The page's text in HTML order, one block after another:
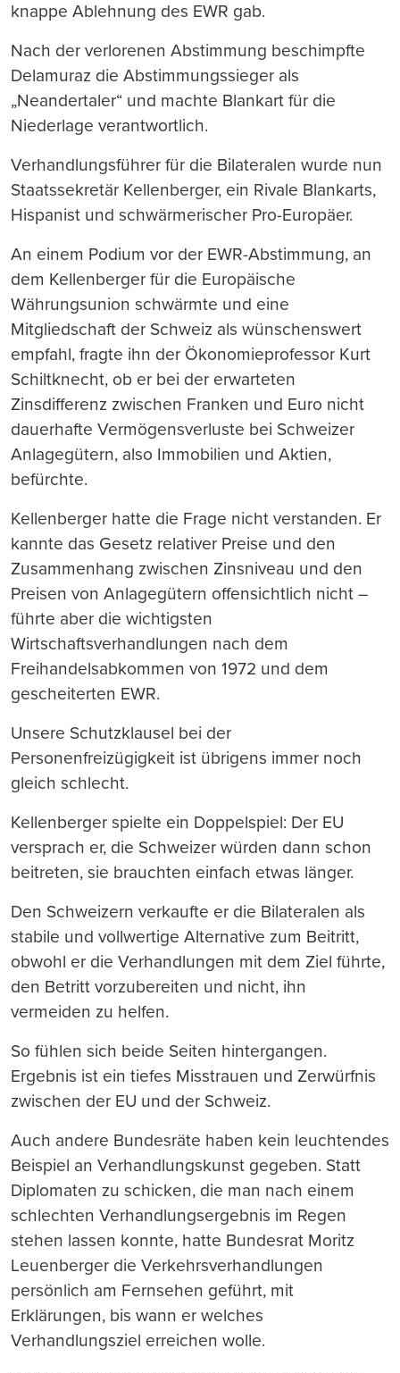
knappe Ablehnung des EWR gab.
Nach der verlorenen Abstimmung beschimpfte
Delamuraz die Abstimmungssieger als
„Neandertaler“ und machte Blankart für die
Niederlage verantwortlich.
Verhandlungsführer für die Bilateralen wurde nun
Staatssekretär Kellenberger, ein Rivale Blankarts,
Hispanist und schwärmerischer Pro-Europäer.
An einem Podium vor der EWR-Abstimmung, an
dem Kellenberger für die Europäische
Währungsunion schwärmte und eine
Mitgliedschaft der Schweiz als wünschenswert
empfahl, fragte ihn der Ökonomieprofessor Kurt
Schiltknecht, ob er bei der erwarteten
Zinsdifferenz zwischen Franken und Euro nicht
dauerhafte Vermögensverluste bei Schweizer
Anlagegütern, also Immobilien und Aktien,
befürchte.
Kellenberger hatte die Frage nicht verstanden. Er
kannte das Gesetz relativer Preise und den
Zusammenhang zwischen Zinsniveau und den
Preisen von Anlagegütern offensichtlich nicht –
führte aber die wichtigsten
Wirtschaftsverhandlungen nach dem
Freihandelsabkommen von 1972 und dem
gescheiterten EWR.
Unsere Schutzklausel bei der
Personenfreizügigkeit ist übrigens immer noch
gleich schlecht.
Kellenberger spielte ein Doppelspiel: Der EU
versprach er, die Schweizer würden dann schon
beitreten, sie brauchten einfach etwas länger.
Den Schweizern verkaufte er die Bilateralen als
stabile und vollwertige Alternative zum Beitritt,
obwohl er die Verhandlungen mit dem Ziel führte,
den Betritt vorzubereiten und nicht, ihn
vermeiden zu helfen.
So fühlen sich beide Seiten hintergangen.
Ergebnis ist ein tiefes Misstrauen und Zerwürfnis
zwischen der EU und der Schweiz.
Auch andere Bundesräte haben kein leuchtendes
Beispiel an Verhandlungskunst gegeben. Statt
Diplomaten zu schicken, die man nach einem
schlechten Verhandlungsergebnis im Regen
stehen lassen konnte, hatte Bundesrat Moritz
Leuenberger die Verkehrsverhandlungen
persönlich am Fernsehen geführt, mit
Erklärungen, bis wann er welches
Verhandlungsziel erreichen wolle.